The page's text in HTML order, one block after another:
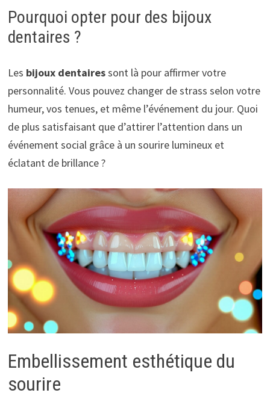
Pourquoi opter pour des bijoux
dentaires ?
Les bijoux dentairessont là pour affirmer votre
personnalité. Vous pouvez changer de strass selon votre
humeur, vos tenues, et même l’événement du jour. Quoi
de plus satisfaisant que d’attirer l’attention dans un
événement social grâce à un sourire lumineux et
éclatant de brillance ?
Embellissement esthétique du
sourire